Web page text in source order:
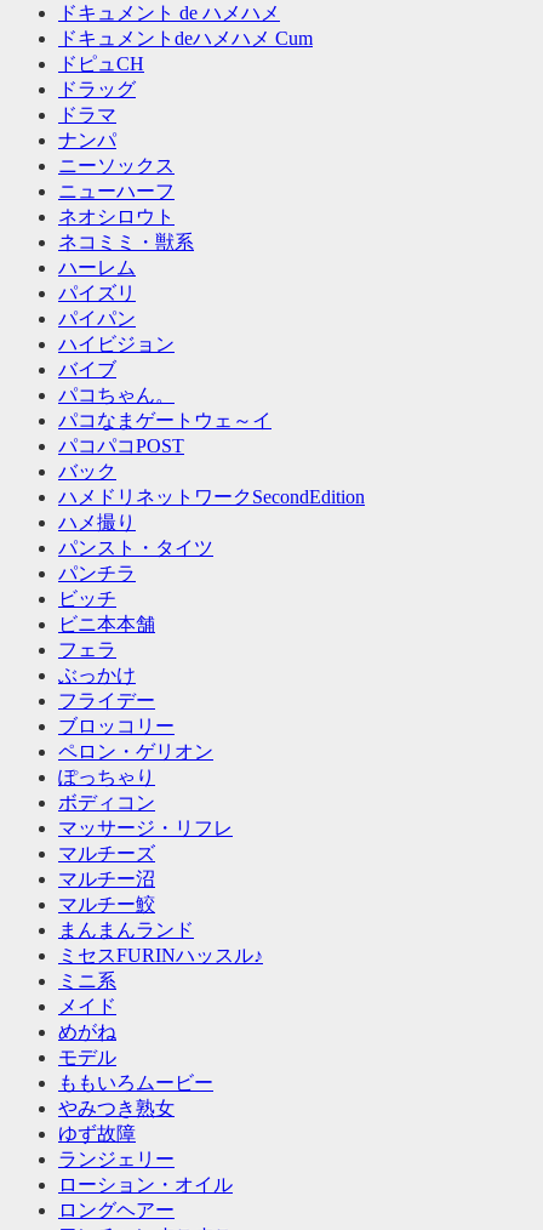
ドキュメント de ハメハメ
ドキュメントdeハメハメ Cum
ドピュCH
ドラッグ
ドラマ
ナンパ
ニーソックス
ニューハーフ
ネオシロウト
ネコミミ・獣系
ハーレム
パイズリ
パイパン
ハイビジョン
バイブ
パコちゃん。
パコなまゲートウェ～イ
パコパコPOST
バック
ハメドリネットワークSecondEdition
ハメ撮り
パンスト・タイツ
パンチラ
ビッチ
ビニ本本舗
フェラ
ぶっかけ
フライデー
ブロッコリー
ペロン・ゲリオン
ぽっちゃり
ボディコン
マッサージ・リフレ
マルチーズ
マルチー沼
マルチー鮫
まんまんランド
ミセスFURINハッスル♪
ミニ系
メイド
めがね
モデル
ももいろムービー
やみつき熟女
ゆず故障
ランジェリー
ローション・オイル
ロングヘアー